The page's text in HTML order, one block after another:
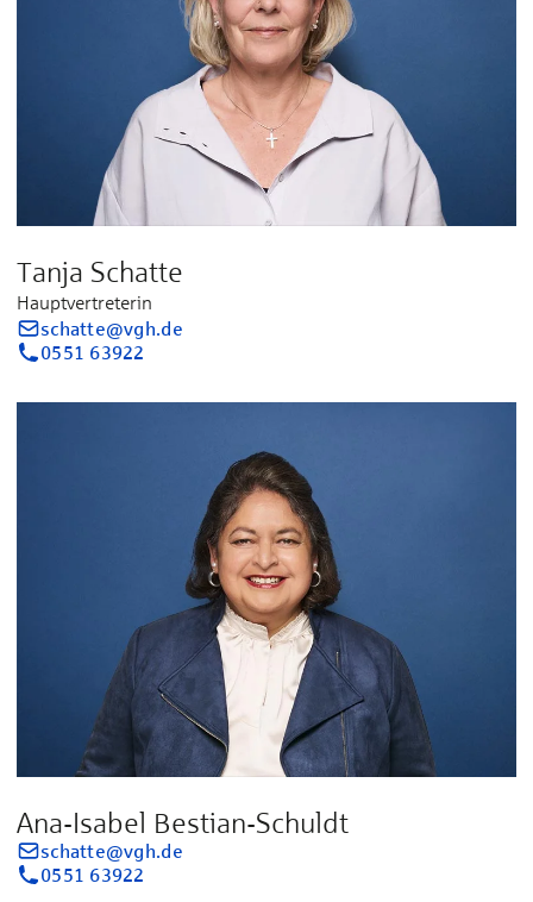
Tanja Schatte
Hauptvertreterin
schatte@vgh.de
0551 63922
Ana-Isabel Bestian-Schuldt
schatte@vgh.de
0551 63922